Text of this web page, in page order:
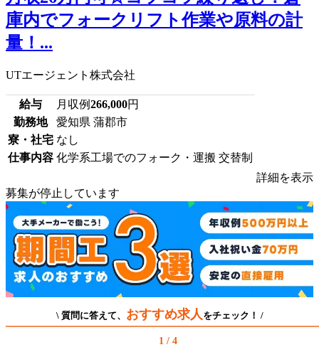
庫内でフォークリフト作業や原料の計
量！...
UTエージェント株式会社
給与 月収例266,000円
勤務地
愛知県 蒲郡市
寮・社宅 なし
仕事内容 化学系工場でのフォーク・運搬 交替制
詳細を表示
募集が停止しています
\ 質問に答えて、 おすすめ求人 をチェック！ /
1 / 4